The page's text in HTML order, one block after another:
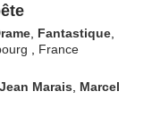
Fantastique
France
Jean Marais
Marcel